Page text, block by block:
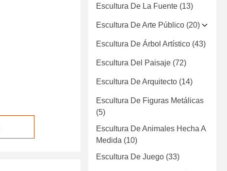
Escultura De La Fuente (13)
Escultura De Arte Público (20)
Escultura De Árbol Artístico (43)
Escultura Del Paisaje (72)
Escultura De Arquitecto (14)
Escultura De Figuras Metálicas
(5)
Escultura De Animales Hecha A
Medida (10)
Escultura De Juego (33)